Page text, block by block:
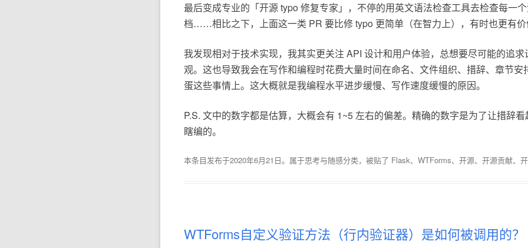
最后变成专业的「开源 typo 修复专家」，不停的用英文语法检查工具去检查每一
档……相比之下，上面这一类 PR 要比修 typo 更简单（在智力上），有时也更有价
我发现相对于技术实现，我其实更关注 API 设计和用户体验，总想要尽可能的追
观。这也导致我会在写作和编程时花费大量时间在命名、文件组织、措辞、章节安
蛋这些事情上。这大概就是我编程水平进步缓慢、写作速度缓慢的原因。
P.S. 文中的数字都是估算，大概会有 1~5 左右的偏差。精确的数字是为了让措辞
瞎编的。
本条目发布于2020年6月21日。属于思考与随感分类，被贴了 Flask、 WTForms、 开源、 开源贡献、
WTForms自定义验证方法（行内验证器）是如何被调用的？